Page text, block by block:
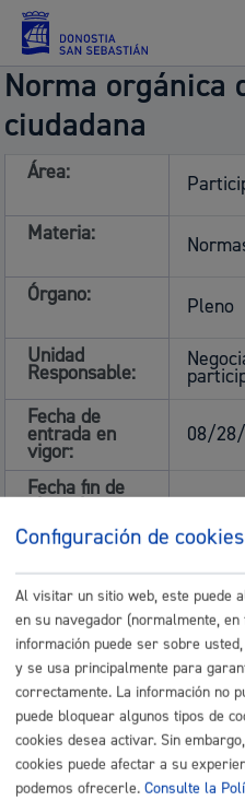
Norma orgánica
ciudadana
Área:
Materia:
Órgano:
Pleno
Unidad
Responsable:
Fecha de
entrada en
vigor:
08/
Fecha fin de
vigencia:
Fecha de
aprobación:
Fecha de
publicación en
el BOG:
08/08/
Observaciones:
Pleno
sin
16
el 21
Configuración de cookies
Al visitar un sitio web, este puede
en su navegador (normalmente,
información puede ser sobre
y se usa principalmente para
correctamente. La información no
puede bloquear algunos tipos de
cookies desea activar. Sin
cookies puede afectar a su
podemos ofrecerle. Consulte la